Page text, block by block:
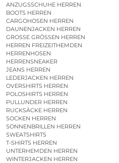
ANZUGSSCHUHE HERREN
BOOTS HERREN
CARGOHOSEN HERREN
DAUNENJACKEN HERREN
GROSSE GRÖSSEN HERREN
HERREN FREIZEITHEMDEN
HERRENHOSEN
HERRENSNEAKER
JEANS HERREN
LEDERJACKEN HERREN
OVERSHIRTS HERREN
POLOSHIRTS HERREN
PULLUNDER HERREN
RUCKSÄCKE HERREN
SOCKEN HERREN
SONNENBRILLEN HERREN
SWEATSHIRTS
T-SHIRTS HERREN
UNTERHEMDEN HERREN
WINTERJACKEN HERREN